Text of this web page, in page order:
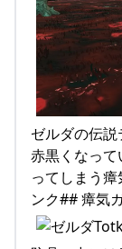
ゼルダの伝
赤黒くなっ
ってしまう
ンク## 瘴気